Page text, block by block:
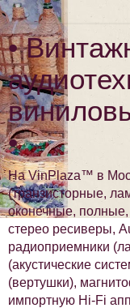
•
•
На VinPlaza™ в
(транзисторные,
оконечные,
стерео ресиверы,
радиоприемники
(акустические
(вертушки),
импортную Hi-Fi